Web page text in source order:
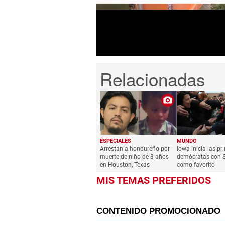
0%
ESPECIALES
Arrestan a hondureño por
muerte de niño de 3 años
en Houston, Texas
MUNDO
Iowa inicia las
demócratas con
como favorito
MIS TEMAS PREFERIDOS